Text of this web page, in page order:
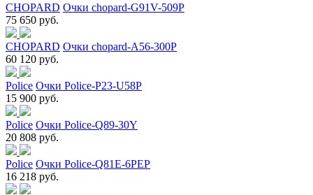
CHOPARD Очки chopard-G91V-509P
75 650 руб.
CHOPARD Очки chopard-A56-300P
60 120 руб.
Police Очки Police-P23-U58P
15 900 руб.
Police Очки Police-Q89-30Y
20 808 руб.
Police Очки Police-Q81E-6PEP
16 218 руб.